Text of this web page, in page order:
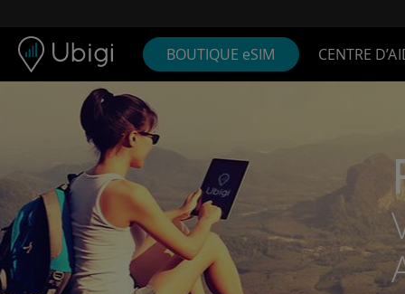
BOUTIQUE eSIM CENTRE